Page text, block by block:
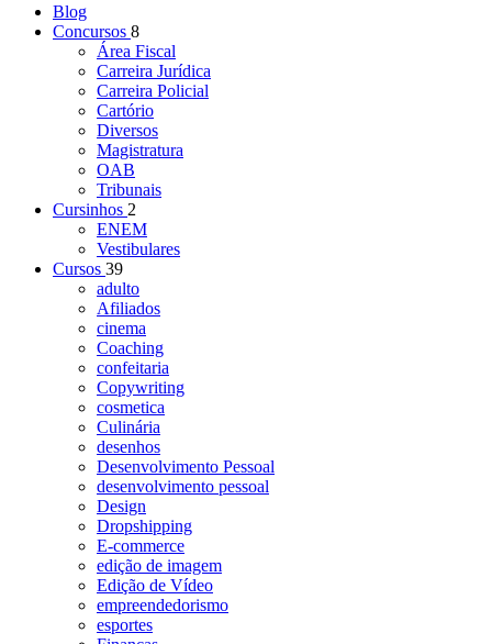
Blog
Concursos 8
Área Fiscal
Carreira Jurídica
Carreira Policial
Cartório
Diversos
Magistratura
OAB
Tribunais
Cursinhos 2
ENEM
Vestibulares
Cursos 39
adulto
Afiliados
cinema
Coaching
confeitaria
Copywriting
cosmetica
Culinária
desenhos
Desenvolvimento Pessoal
desenvolvimento pessoal
Design
Dropshipping
E-commerce
edição de imagem
Edição de Vídeo
empreendedorismo
esportes